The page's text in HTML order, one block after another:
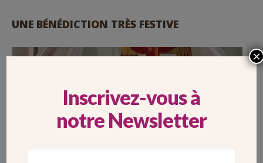
UNE BÉNÉDICTION TRÈS FESTIVE
Inscrivez-vous à
notre Newsletter
×